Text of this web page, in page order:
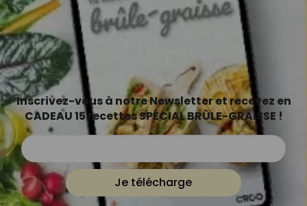
Inscrivez-vous à notre Newsletter et recevez en
CADEAU 15 recettes SPÉCIAL BRÛLE-GRAISSE !
Je télécharge